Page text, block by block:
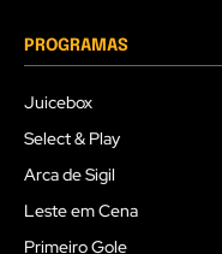
PROGRAMAS
Juicebox
Select & Play
Arca de Sigil
Leste em Cena
Primeiro Gole